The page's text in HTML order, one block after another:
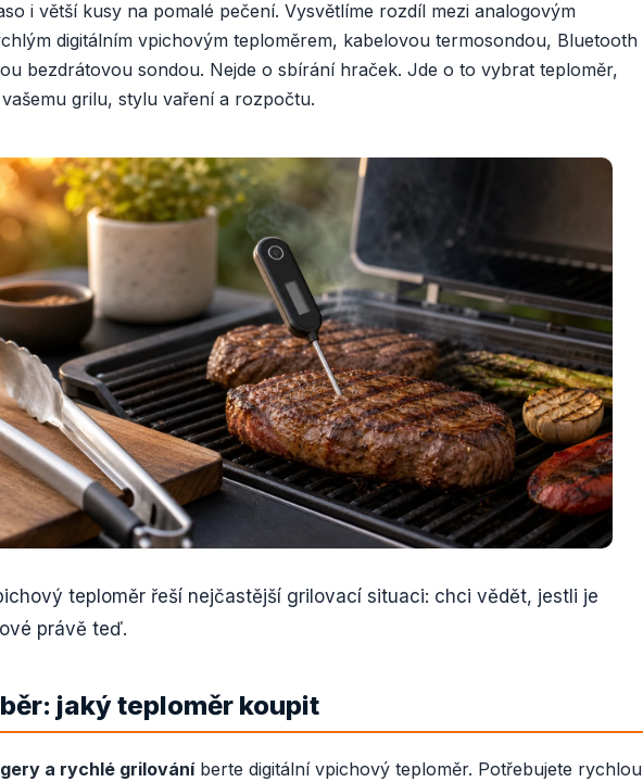
i větší kusy na pomalé pečení. Vysvětlíme rozdíl mezi analogovým
digitálním vpichovým teploměrem, kabelovou termosondou, Bluetooth
bezdrátovou sondou. Nejde o sbírání hraček. Jde o to vybrat teploměr,
grilu, stylu vaření a rozpočtu.
teploměr řeší nejčastější grilovací situaci: chci vědět, jestli je
právě teď.
jaký teploměr koupit
a rychlé grilováníberte digitální vpichový teploměr. Potřebujete rychlou